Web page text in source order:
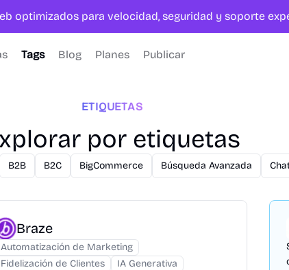
optimizados para velocidad, seguridad y soporte
Tags Blog Planes Publicar
ETIQUETAS
por etiquetas
B2B B2C BigCommerce Búsqueda Avanzada
Braze
Automatización de Marketing
Fidelización de Clientes
IA Generativa